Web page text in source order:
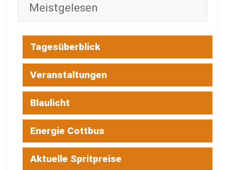
Meistgelesen
Tagesüberblick
Veranstaltungen
Blaulicht
Energie Cottbus
Aktuelle Spritpreise